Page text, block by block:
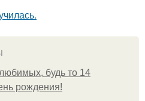
будь то 14
рождения!